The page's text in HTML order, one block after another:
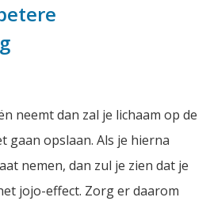
neemt dan zal je lichaam op de
gaan opslaan. Als je hierna
nemen, dan zul je zien dat je
jojo-effect. Zorg er daarom